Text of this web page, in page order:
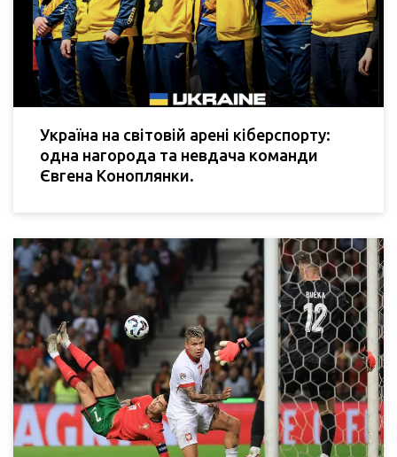
Україна на світовій арені кіберспорту:
одна нагорода та невдача команди
Євгена Коноплянки.